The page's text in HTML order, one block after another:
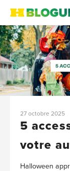
27 octobre 2025
5
votre
Halloween